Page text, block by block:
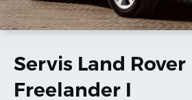
Servis Land Rover
Freelander I